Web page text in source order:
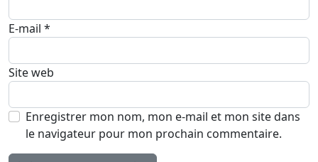
E-mail *
Site web
Enregistrer mon nom, mon e-mail et mon site dans
le navigateur pour mon prochain commentaire.